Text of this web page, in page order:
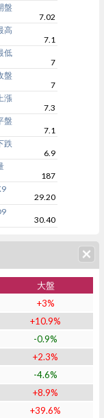
盤
7.02
高
7.1
低
7
盤
7
漲
7.3
盤
7.1
跌
6.9
187
29.20
30.40
大盤
+3%
+10.9%
-0.9%
+2.3%
-4.6%
+8.9%
+39.6%